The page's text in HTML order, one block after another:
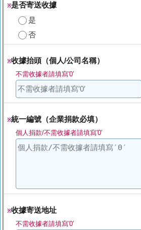
※是否寄送收據
是
否
※收據抬頭（個人/公司名稱）
不需收據者請填寫′0′
※統一編號（企業捐款必填）
個人捐款/不需收據者請填寫′0′
※收據寄送地址
不需收據者請填寫′0′